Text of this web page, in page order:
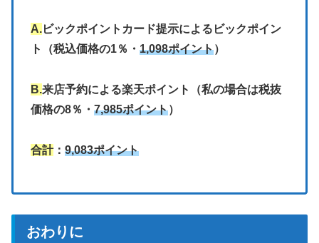
A.ビックポイントカード提示によるビックポイン
ト（税込価格の1％・ 1,098ポイント）
B.来店予約による楽天ポイント（私の場合は税抜
価格の8％・ 7,985ポイント）
合計： 9,083ポイント
おわりに